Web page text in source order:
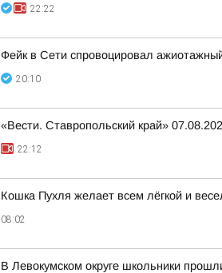
22:22
Фейк в Сети спровоцировал
20:10
«Вести. Ставропольский край»
22:12
Кошка Пухля желает всем лёгкой и
08:02
В Левокумском округе школьники